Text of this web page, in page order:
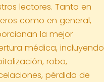
lectores. Tanto en
como en general,
la mejor
médica, incluyendo
robo,
pérdida de